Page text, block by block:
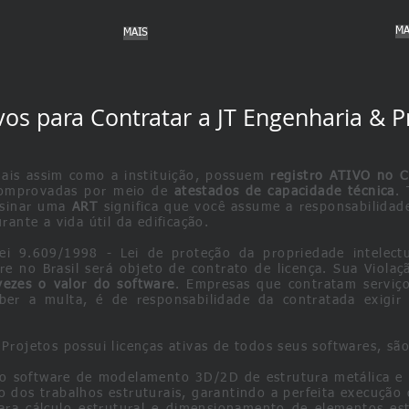
MAIS
para Contratar a JT Engenharia &
assim como a instituição, possuem registro ATIVO no
por meio de atestados de capacidade técnica .
uma ART
significa que você assume a
a vida útil da edificação.
9.609/1998 - Lei de proteção da propriedade
no Brasil será objeto de contrato de licença. Sua
o valor do software. Empresas que contratam
a multa, é de responsabilidade da contratada
possui licenças ativas de todos seus softwares,
software de modelamento 3D/2D de estrutura metálica
dos trabalhos estruturais, garantindo a perfeita execução